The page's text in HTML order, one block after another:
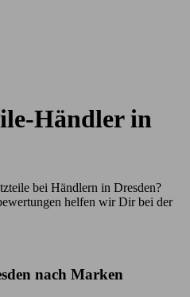
Händler in
bei Händlern in Dresden?
helfen wir Dir bei der
nach Marken